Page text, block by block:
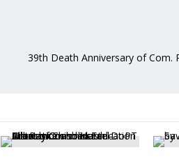
39th Death Anniversary of Com.